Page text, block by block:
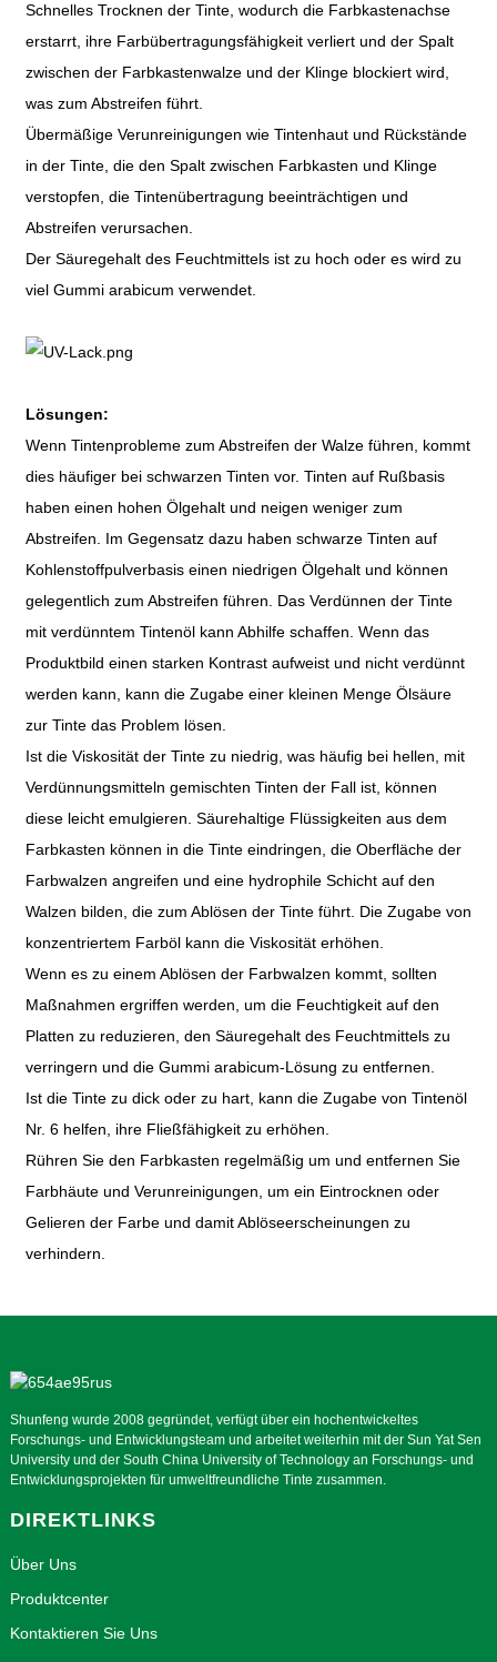
Schnelles Trocknen der Tinte, wodurch die Farbkastenachse
erstarrt, ihre Farbübertragungsfähigkeit verliert und der Spalt
zwischen der Farbkastenwalze und der Klinge blockiert wird,
was zum Abstreifen führt.
Übermäßige Verunreinigungen wie Tintenhaut und Rückstände
in der Tinte, die den Spalt zwischen Farbkasten und Klinge
verstopfen, die Tintenübertragung beeinträchtigen und
Abstreifen verursachen.
Der Säuregehalt des Feuchtmittels ist zu hoch oder es wird zu
viel Gummi arabicum verwendet.
Lösungen:
Wenn Tintenprobleme zum Abstreifen der Walze führen, kommt
dies häufiger bei schwarzen Tinten vor. Tinten auf Rußbasis
haben einen hohen Ölgehalt und neigen weniger zum
Abstreifen. Im Gegensatz dazu haben schwarze Tinten auf
Kohlenstoffpulverbasis einen niedrigen Ölgehalt und können
gelegentlich zum Abstreifen führen. Das Verdünnen der Tinte
mit verdünntem Tintenöl kann Abhilfe schaffen. Wenn das
Produktbild einen starken Kontrast aufweist und nicht verdünnt
werden kann, kann die Zugabe einer kleinen Menge Ölsäure
zur Tinte das Problem lösen.
Ist die Viskosität der Tinte zu niedrig, was häufig bei hellen, mit
Verdünnungsmitteln gemischten Tinten der Fall ist, können
diese leicht emulgieren. Säurehaltige Flüssigkeiten aus dem
Farbkasten können in die Tinte eindringen, die Oberfläche der
Farbwalzen angreifen und eine hydrophile Schicht auf den
Walzen bilden, die zum Ablösen der Tinte führt. Die Zugabe von
konzentriertem Farböl kann die Viskosität erhöhen.
Wenn es zu einem Ablösen der Farbwalzen kommt, sollten
Maßnahmen ergriffen werden, um die Feuchtigkeit auf den
Platten zu reduzieren, den Säuregehalt des Feuchtmittels zu
verringern und die Gummi arabicum-Lösung zu entfernen.
Ist die Tinte zu dick oder zu hart, kann die Zugabe von Tintenöl
Nr. 6 helfen, ihre Fließfähigkeit zu erhöhen.
Rühren Sie den Farbkasten regelmäßig um und entfernen Sie
Farbhäute und Verunreinigungen, um ein Eintrocknen oder
Gelieren der Farbe und damit Ablöseerscheinungen zu
verhindern.
Shunfeng wurde 2008 gegründet, verfügt über ein hochentwickeltes
Forschungs- und Entwicklungsteam und arbeitet weiterhin mit der Sun Yat Sen
University und der South China University of Technology an Forschungs- und
Entwicklungsprojekten für umweltfreundliche Tinte zusammen.
DIREKTLINKS
Über Uns
Produktcenter
Kontaktieren Sie Uns